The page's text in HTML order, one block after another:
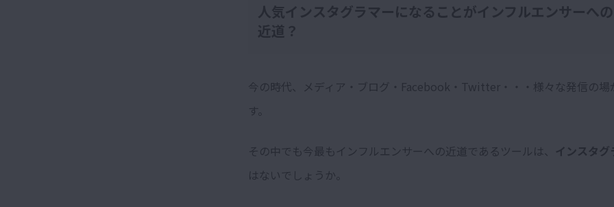
人気インスタグラマーになることがインフルエンサーへ
近道？
今の時代、メディア・ブログ・Facebook・Twitter・・・様々な発信の場
す。
その中でも今最もインフルエンサーへの近道であるツールは、 インスタグ
はないでしょうか。